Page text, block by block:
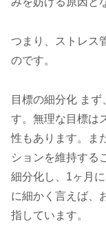
つまり、ストレス
のです。
目標の細分化 ま
す。無理な目標は
性もあります。ま
ションを維持する
細分化し、1ヶ月
に細かく言えば、
指しています。